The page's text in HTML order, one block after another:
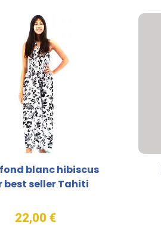
blanc hibiscus
best seller Tahiti
22,00 €